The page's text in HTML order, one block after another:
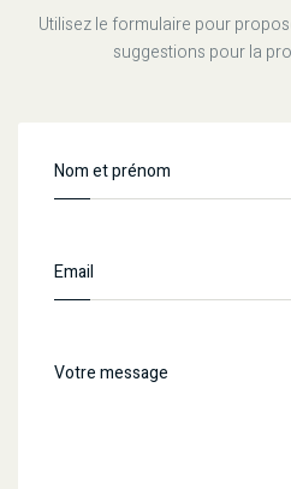
Utilisez le formulaire pour
suggestions pour la